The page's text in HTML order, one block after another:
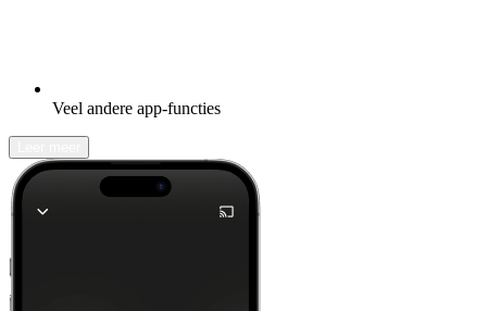
Veel andere app-functies